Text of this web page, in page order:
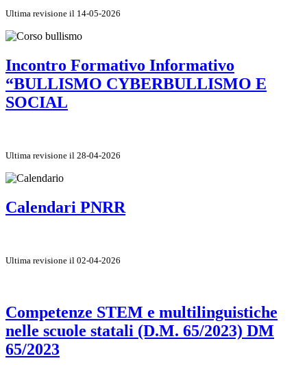
Ultima revisione il 14-05-2026
Incontro Formativo Informativo
“BULLISMO CYBERBULLISMO E
SOCIAL
Ultima revisione il 28-04-2026
Calendari PNRR
Ultima revisione il 02-04-2026
Competenze STEM e multilinguistiche
nelle scuole statali (D.M. 65/2023) DM
65/2023